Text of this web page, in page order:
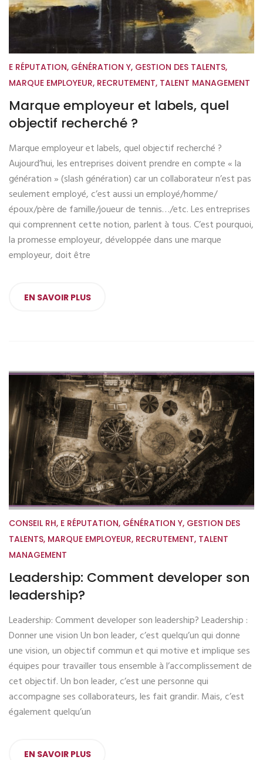
E RÉPUTATION, GÉNÉRATION Y, GESTION DES TALENTS,
MARQUE EMPLOYEUR, RECRUTEMENT, TALENT MANAGEMENT
Marque employeur et labels, quel
objectif recherché ?
Marque employeur et labels, quel objectif recherché ?
Aujourd’hui, les entreprises doivent prendre en compte « la
génération » (slash génération) car un collaborateur n’est pas
seulement employé, c’est aussi un employé/homme/
époux/père de famille/joueur de tennis…/etc. Les entreprises
qui comprennent cette notion, parlent à tous. C’est pourquoi,
la promesse employeur, développée dans une marque
employeur, doit être
EN SAVOIR PLUS
CONSEIL RH, E RÉPUTATION, GÉNÉRATION Y, GESTION DES
TALENTS, MARQUE EMPLOYEUR, RECRUTEMENT, TALENT
MANAGEMENT
Leadership: Comment developer son
leadership?
Leadership: Comment developer son leadership? Leadership :
Donner une vision Un bon leader, c’est quelqu’un qui donne
une vision, un objectif commun et qui motive et implique ses
équipes pour travailler tous ensemble à l’accomplissement de
cet objectif. Un bon leader, c’est une personne qui
accompagne ses collaborateurs, les fait grandir. Mais, c’est
également quelqu’un
EN SAVOIR PLUS